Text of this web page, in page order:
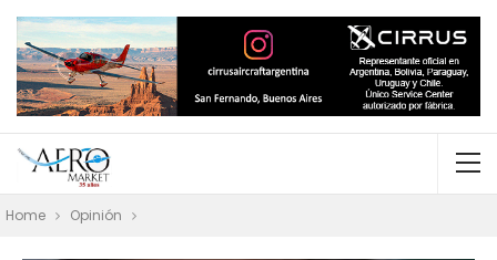
Home Opinión